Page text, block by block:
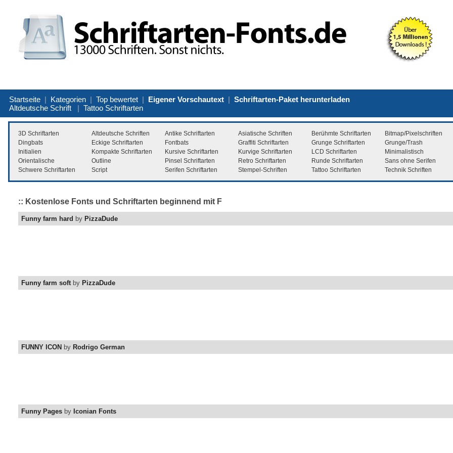
Startseite | Kategorien | Top bewertet | Eigener Vorschautext | Schriftarten-Paket herunterladen
Altdeutsche Schrift | Tattoo Schriftarten
3D Schriftarten Altdeutsche Schriften Antike Schriftarten Asiatische Schriften Berühmte Schriftarten
Bitmap/Pixelschriften
Dingbats
Eckige Schriftarten Fontbats Graffiti Schriftarten Grunge Schriftarten
Grunge/Trash
Initialien
Kompakte Schriftarten Kursive Schriftarten Kurvige Schriftarten LCD Schriftarten
Minimalistisch
Orientalische
Outline Pinsel Schriftarten Retro Schriftarten Runde Schriftarten
Sans ohne Serifen
Schwere Schriftarten
Script Serifen Schriftarten Stempel-Schriften Tattoo Schriftarten Technik Schriften
:: Kostenlose Fonts und Schriftarten beginnend mit F
Funny farm hard by PizzaDude
Funny farm softby PizzaDude
FUNNY ICON by Rodrigo German
Funny Pages by Iconian Fonts